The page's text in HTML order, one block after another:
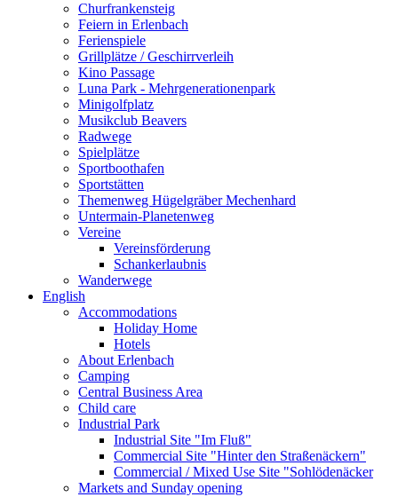
Churfrankensteig
Feiern in Erlenbach
Ferienspiele
Grillplätze / Geschirrverleih
Kino Passage
Luna Park - Mehrgenerationenpark
Minigolfplatz
Musikclub Beavers
Radwege
Spielplätze
Sportboothafen
Sportstätten
Themenweg Hügelgräber Mechenhard
Untermain-Planetenweg
Vereine
Vereinsförderung
Schankerlaubnis
Wanderwege
English
Accommodations
Holiday Home
Hotels
About Erlenbach
Camping
Central Business Area
Child care
Industrial Park
Industrial Site "Im Fluß"
Commercial Site "Hinter den Straßenäckern"
Commercial / Mixed Use Site "Sohlödenäcker
Markets and Sunday opening